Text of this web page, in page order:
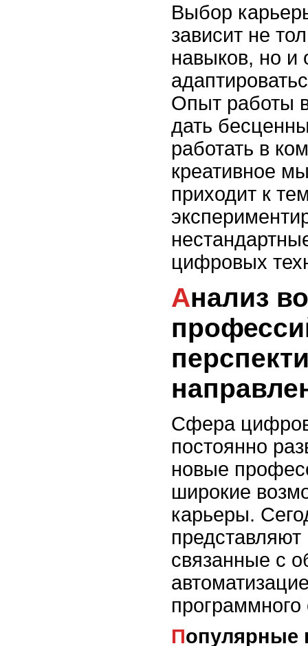
Выбор
зависит не
навыков, но и
Опыт работы
дать
работать в
креативное
приходит к
цифровых
Анализ востребованных
Сфера
постоянно
новые
широкие
карьеры.
связанные с